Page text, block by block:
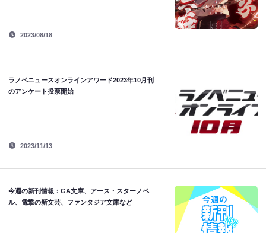
2023/08/18
ラノベニュースオンラインアワード2023年10月刊
のアンケート投票開始
2023/11/13
今週の新刊情報：GA文庫、アース・スターノベ
ル、電撃の新文芸、ファンタジア文庫など